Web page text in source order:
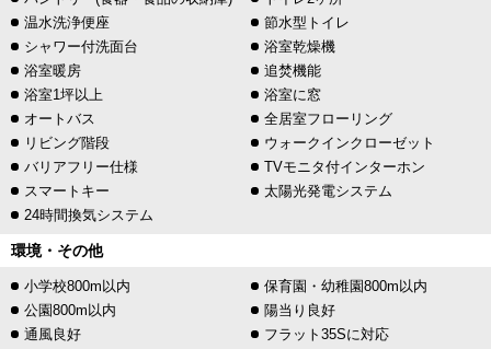
温水洗浄便座
節水型トイレ
シャワー付洗面台
浴室乾燥機
浴室暖房
追焚機能
浴室1坪以上
浴室に窓
オートバス
全居室フローリング
リビング階段
ウォークインクローゼット
バリアフリー仕様
TVモニタ付インターホン
スマートキー
太陽光発電システム
24時間換気システム
環境・その他
小学校800m以内
保育園・幼稚園800m以内
公園800m以内
陽当り良好
通風良好
フラット35Sに対応